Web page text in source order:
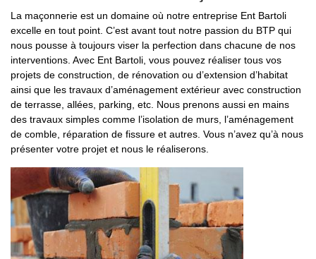
La maçonnerie est un domaine où notre entreprise Ent Bartoli
excelle en tout point. C’est avant tout notre passion du BTP qui
nous pousse à toujours viser la perfection dans chacune de nos
interventions. Avec Ent Bartoli, vous pouvez réaliser tous vos
projets de construction, de rénovation ou d’extension d’habitat
ainsi que les travaux d’aménagement extérieur avec construction
de terrasse, allées, parking, etc. Nous prenons aussi en mains
des travaux simples comme l’isolation de murs, l’aménagement
de comble, réparation de fissure et autres. Vous n’avez qu’à nous
présenter votre projet et nous le réaliserons.